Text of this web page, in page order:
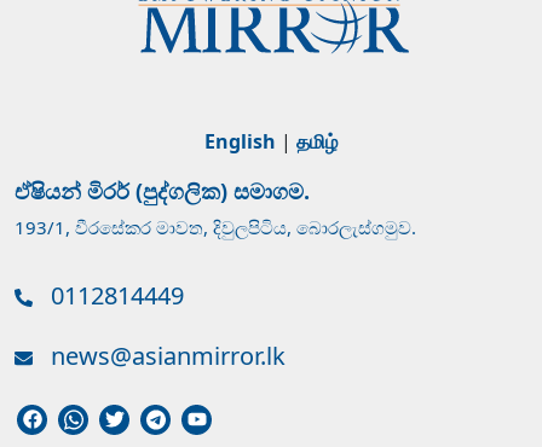
English | தமிழ்
ඒෂියන් මිරර් (පුද්ගලික) සමාගම.
193/1, වීරසේකර මාවත, දිවුලපිටිය, බොරලැස්ගමුව.
0112814449
news@asianmirror.lk